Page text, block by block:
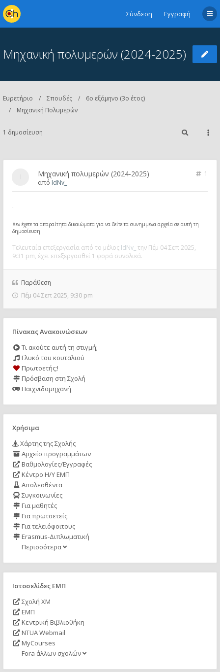
Σύνδεση Εγγραφή
Μηχανική πολυμερών (2024-2025)
Ευρετήριο Σπουδές
6ο εξάμηνο (3ο έτος)
Μηχανική Πολυμερών
1 δημοσίευση
Μηχανική πολυμερών (2024-2025)
1
από ldNv_
.
Δεν έχετε τα απαραίτητα δικαιώματα για να δείτε τα συνημμένα αρχεία σε αυτή τη
δημοσίευση.
Τελευταία επεξεργασία από το μέλος ldNv_ την Πέμ 04 Σεπ 2025,
9:31 pm, έχει επεξεργασθεί 1 φορά συνολικά.
Παράθεση
Πέμ 04 Σεπ 2025, 9:30 pm
Πίνακας Ανακοινώσεων
Τι ακούτε αυτή τη στιγμή;
Γλυκό του κουταλιού
Πρωτοετής;!
Πρόσβαση στη Σχολή
Παιχνιδομηχανή
Χρήσιμα
Χάρτης της Σχολής
Αρχείο προγραμμάτων
Βαθμολογίες/Εγγραφές
Κέντρο Η/Υ ΕΜΠ
Απολεσθέντα
Συγκοινωνίες
Για μαθητές
Για πρωτοετείς
Για τελειόφοιτους
Erasmus-Διπλωματική
Περισσότερα
Ιστοσελίδες ΕΜΠ
Σχολή ΧΜ
ΕΜΠ
Κεντρική Βιβλιοθήκη
NTUA Webmail
MyCourses
Fora άλλων σχολών